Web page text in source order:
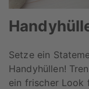
Setze ein
Handyhüllen!
ein frischer Look